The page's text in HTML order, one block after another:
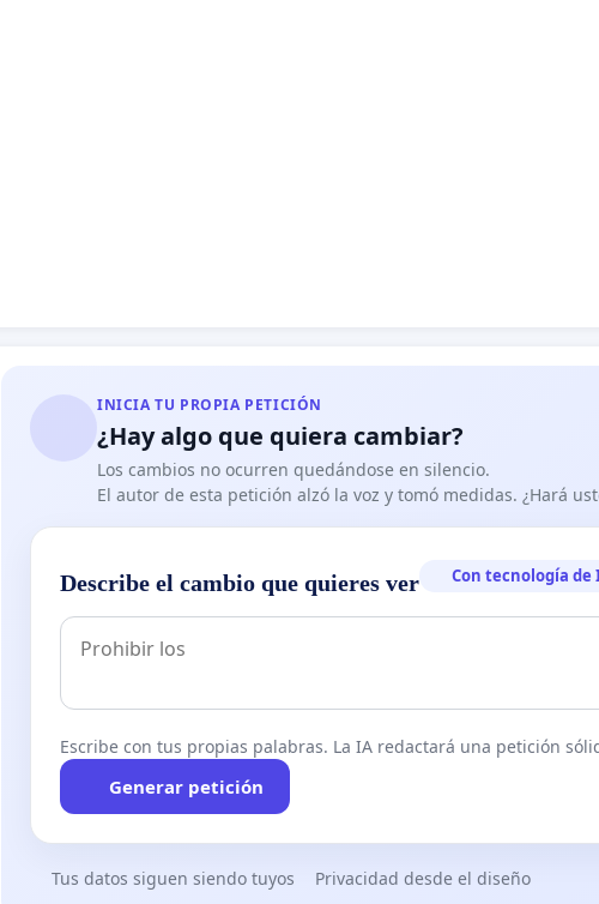
INICIA TU PROPIA PETICIÓN
¿Hay algo que quiera cambiar?
Los cambios no ocurren quedándose en silencio.
El autor de esta petición alzó la voz y tomó medidas. ¿Hará
Describe el cambio que quieres ver Con tecnología de
Escribe con tus propias palabras. La IA redactará una petición
Generar petición
Tus datos siguen siendo tuyos Privacidad desde el diseño